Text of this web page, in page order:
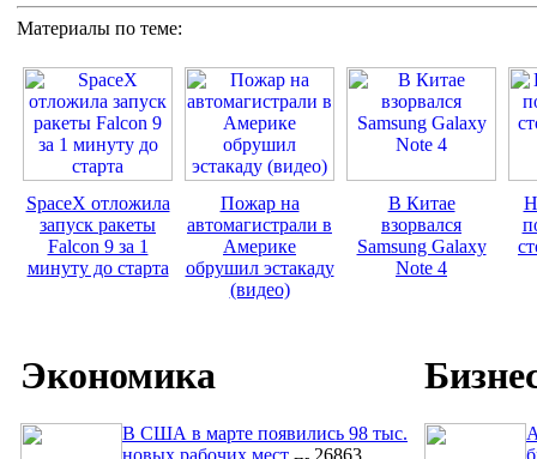
Материалы по теме:
SpaceX отложила
запуск ракеты
Falcon 9 за 1
минуту до старта
Пожар на
автомагистрали в
Америке
обрушил эстакаду
(видео)
В Китае
взорвался
Samsung Galaxy
Note 4
Экономика
В США в марте появились 98 тыс.